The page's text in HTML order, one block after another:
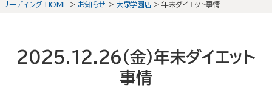
初回体験の流れ
リーディング HOME> お知らせ > 大泉学園店>年末ダイエット事情
2025.12.26(金)年末ダイエット
事情